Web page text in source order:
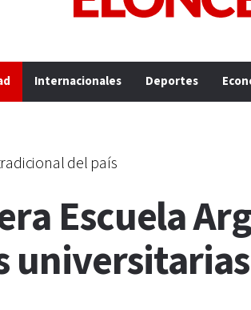
Internacionales Deportes
del país
Escuela
universitarias